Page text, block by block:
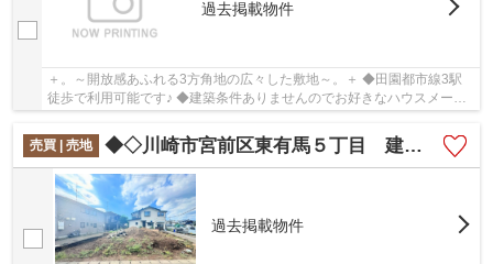
過去掲載物件
＋。～開放感あふれる3方角地の広々した敷地～。＋ ◆田園都市線3駅
徒歩で利用可能です♪ ◆建築条件ありませんのでお好きなハウスメーカ
売買 | 売地
◆◇川崎市宮前区東有馬５丁目 建築条件なし売地◇◆
過去掲載物件